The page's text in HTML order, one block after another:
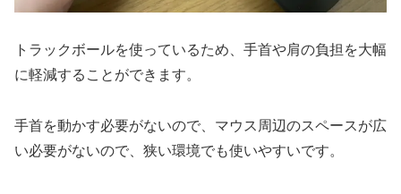
トラックボールを使っているため、手首や肩の負担を大幅
に軽減することができます。
手首を動かす必要がないので、マウス周辺のスペースが広
い必要がないので、狭い環境でも使いやすいです。